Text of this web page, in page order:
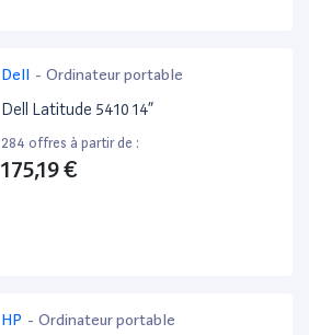
Dell - Ordinateur portable
Dell Latitude 5410 14”
284 offres à partir de :
175,19 €
HP - Ordinateur portable